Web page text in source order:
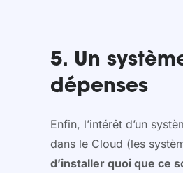
5. Un
dépenses
Enfin, l’intérêt d’un
dans le Cloud (les
d’installer quoi que ce